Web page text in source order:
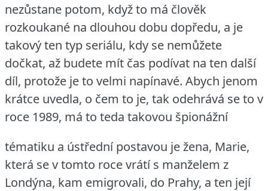
nezůstane potom, když to má člověk
rozkoukané na dlouhou dobu dopředu, a je
takový ten typ seriálu, kdy se nemůžete
dočkat, až budete mít čas podívat na ten další
díl, protože je to velmi napínavé. Abych jenom
krátce uvedla, o čem to je, tak odehrává se to v
roce 1989, má to teda takovou špionážní
tématiku a ústřední postavou je žena, Marie,
která se v tomto roce vrátí s manželem z
Londýna, kam emigrovali, do Prahy, a ten její